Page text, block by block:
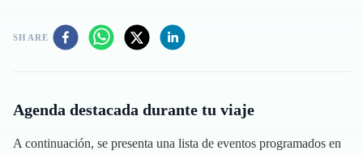
SHARE
Agenda destacada durante tu viaje
A continuación, se presenta una lista de eventos programados en